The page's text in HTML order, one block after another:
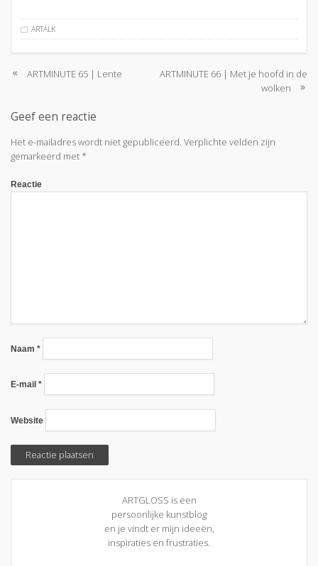
ARTALK
Berichtnavigatie
ARTMINUTE 65 | Lente
ARTMINUTE 66 | Met je hoofd in de
wolken
Geef een reactie
Het e-mailadres wordt niet gepubliceerd. Verplichte velden zijn
gemarkeerd met*
Reactie
Naam *
E-mail *
Website
ARTGLOSS is een
persoonlijke kunstblog
en je vindt er mijn ideeën,
inspiraties en frustraties.